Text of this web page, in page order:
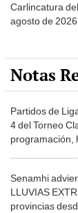
Carlincatura
agosto de 2026
Notas
Partidos de
4 del Torneo
programación,
Senamhi
LLUVIAS
provincias